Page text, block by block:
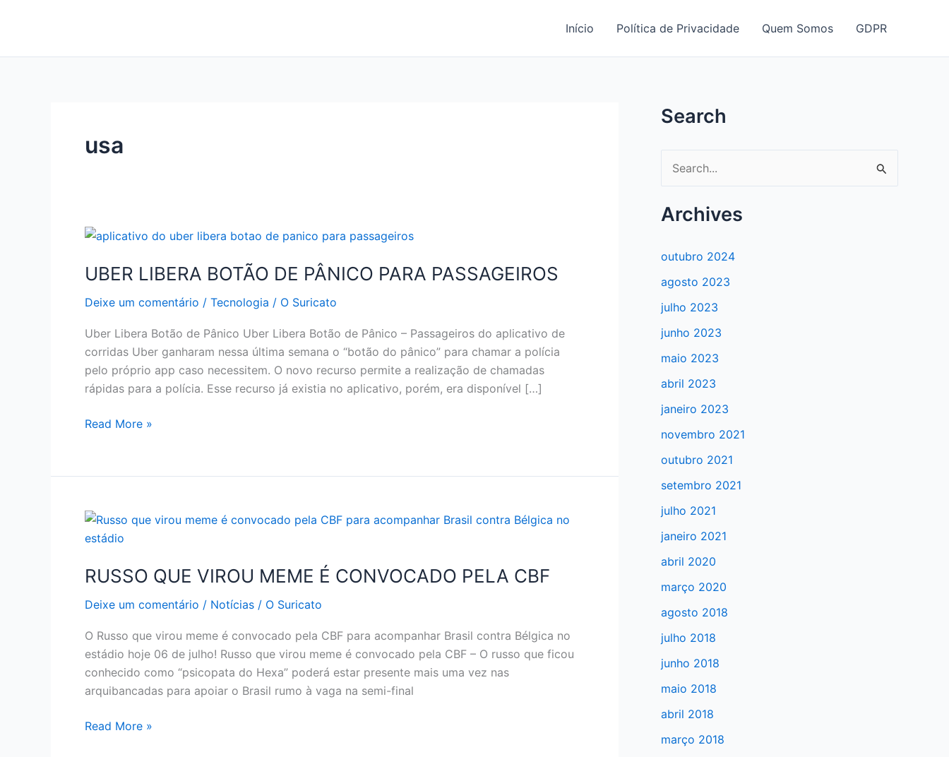
Início Política de Privacidade Quem Somos GDPR
usa
UBER LIBERA BOTÃO DE PÂNICO PARA PASSAGEIROS
Deixe um comentário / Tecnologia / O Suricato
Uber Libera Botão de Pânico Uber Libera Botão de Pânico – Passageiros do aplicativo de
corridas Uber ganharam nessa última semana o “botão do pânico” para chamar a polícia
pelo próprio app caso necessitem. O novo recurso permite a realização de chamadas
rápidas para a polícia. Esse recurso já existia no aplicativo, porém, era disponível […]
UBER
DE
PARA
PASSAGEIROS
Read More »
RUSSO QUE VIROU MEME É CONVOCADO PELA CBF
Deixe um comentário / Notícias / O Suricato
O Russo que virou meme é convocado pela CBF para acompanhar Brasil contra Bélgica no
estádio hoje 06 de julho! Russo que virou meme é convocado pela CBF – O russo que ficou
conhecido como “psicopata do Hexa” poderá estar presente mais uma vez nas
arquibancadas para apoiar o Brasil rumo à vaga na semi-final
RUSSO
Read More »
Search
e
s
u
a
r
p
o
r
:
Archives
outubro 2024
agosto 2023
julho 2023
junho 2023
maio 2023
abril 2023
janeiro 2023
novembro 2021
outubro 2021
setembro 2021
julho 2021
janeiro 2021
abril 2020
março 2020
agosto 2018
julho 2018
junho 2018
maio 2018
abril 2018
março 2018